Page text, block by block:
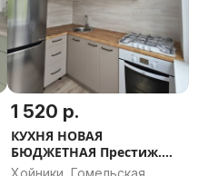
1 520 р.
КУХНЯ НОВАЯ
БЮДЖЕТНАЯ Престиж.
РАССРОЧКА, ДОСТАВКА,
Хойники, Гомельская